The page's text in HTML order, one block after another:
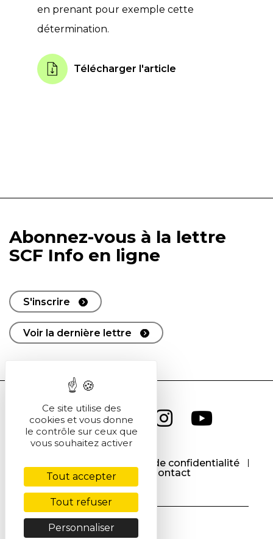
en prenant pour exemple cette
détermination.
Télécharger l'article
Abonnez-vous à la lettre
SCF Info en ligne
S'inscrire
Voir la dernière lettre
Politique de confidentialité
Cookies
Contact
Ce site utilise des
cookies et vous donne
le contrôle sur ceux que
vous souhaitez activer
Tout accepter
Tout refuser
Personnaliser